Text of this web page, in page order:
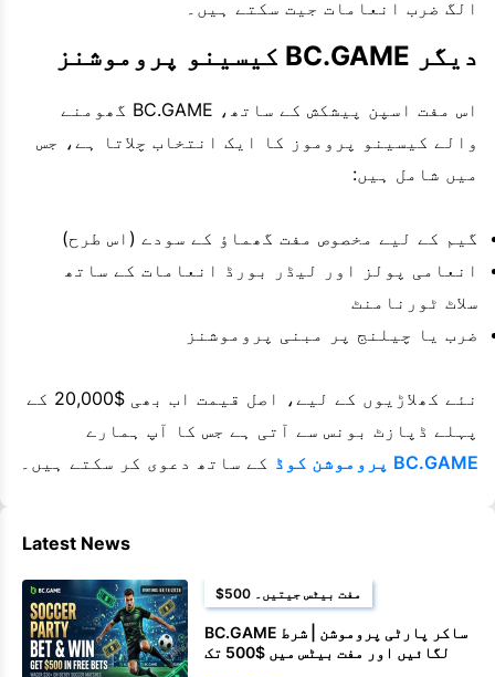
الگ ضرب انعامات جیت سکتے ہیں۔
دیگر BC.GAME کیسینو پروموشنز
اس مفت اسپن پیشکش کے ساتھ، BC.GAME گھومنے
والے کیسینو پروموز کا ایک انتخاب چلاتا ہے، جس
میں شامل ہیں:
گیم کے لیے مخصوص مفت گھماؤ کے سودے (اس طرح)
انعامی پولز اور لیڈر بورڈ انعامات کے ساتھ
سلاٹ ٹورنامنٹ
ضرب یا چیلنج پر مبنی پروموشنز
نئے کھلاڑیوں کے لیے، اصل قیمت اب بھی $20,000 کے
پہلے ڈپازٹ بونس سے آتی ہے جس کا آپ ہمارے
BC.GAME پروموشن کوڈ
کے ساتھ دعوی کر سکتے ہیں۔
Latest News
$500 مفت بیٹس جیتیں۔
BC.GAME ساکر پارٹی پروموشن | شرط
لگائیں اور مفت بیٹس میں $500 تک